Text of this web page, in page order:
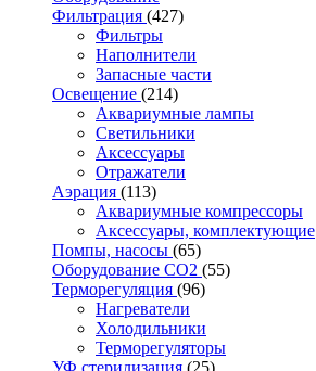
Фильтрация (427)
Фильтры
Наполнители
Запасные части
Освещение (214)
Аквариумные лампы
Светильники
Аксессуары
Отражатели
Аэрация (113)
Аквариумные компрессоры
Аксессуары, комплектующие
Помпы, насосы (65)
Оборудование CO2 (55)
Терморегуляция (96)
Нагреватели
Холодильники
Терморегуляторы
УФ стерилизация (25)